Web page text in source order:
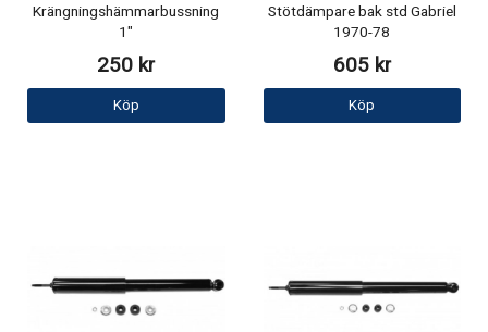
Krängningshämmarbussning
1"
250 kr
Köp
Stötdämpare bak std Gabriel
1970-78
605 kr
Köp